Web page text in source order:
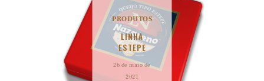
PRODUTOS
LINHA
ESTEPE
26 de maio de
2021